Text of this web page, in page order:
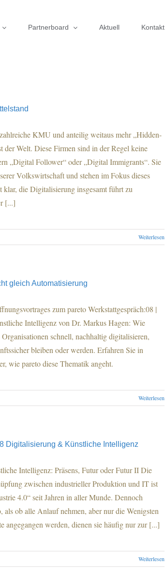
Partnerboard Aktuell Kontakt
KMU und anteilig weitaus mehr „Hidden-
der Welt. Diese Firmen sind in der Regel keine
„Digital Follower“ oder „Digital Immigrants“. Sie
Volkswirtschaft und stehen im Fokus dieses
klar, die Digitalisierung insgesamt führt zu
[...]
Weiterlesen
gleich Automatisierung
zum pareto Werkstattgespräch:08 |
Intelligenz von Dr. Markus Hagen: Wie
schnell, nachhaltig digitalisieren,
bleiben oder werden. Erfahren Sie in
wie pareto diese Thematik angeht.
Weiterlesen
Digitalisierung & Künstliche Intelligenz
Intelligenz: Präsens, Futur oder Futur II Die
zwischen industrieller Produktion und IT ist
4.0“ seit Jahren in aller Munde. Dennoch
als ob alle Anlauf nehmen, aber nur die Wenigsten
angegangen werden, dienen sie häufig nur zur [...]
Weiterlesen